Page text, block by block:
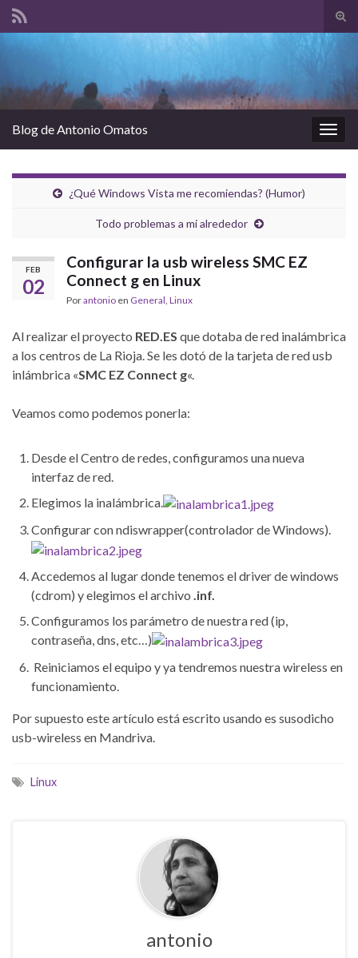
el
la
Blog de Antonio Omatos
¿Qué Windows Vista me recomiendas? (Humor)
Todo problemas a mi alrededor
FEB
02
Configurar la usb wireless SMC EZ
Connect g en Linux
Porantonio en General Linux
Al realizar el proyecto RED.ES que dotaba de red inalámbrica
a los centros de La Rioja. Se les dotó de la tarjeta de red usb
inlámbrica «SMC EZ Connect g«.
Veamos como podemos ponerla:
Desde el Centro de redes, configuramos una nueva
interfaz de red.
Elegimos la inalámbrica.
Configurar con ndiswrapper(controlador de Windows).
Accedemos al lugar donde tenemos el driver de windows
(cdrom) y elegimos el archivo .inf.
Configuramos los parámetro de nuestra red (ip,
contraseña, dns, etc…)
Reiniciamos el equipo y ya tendremos nuestra wireless en
funcionamiento.
Por supuesto este artículo está escrito usando es susodicho
usb-wireless en Mandriva.
Linux
antonio